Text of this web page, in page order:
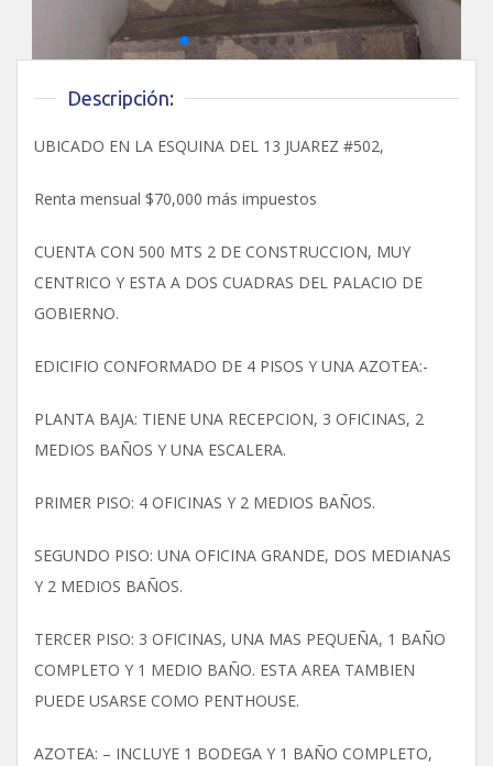
Descripción:
UBICADO EN LA ESQUINA DEL 13 JUAREZ #502,
Renta mensual $70,000 más impuestos
CUENTA CON 500 MTS 2 DE CONSTRUCCION, MUY
CENTRICO Y ESTA A DOS CUADRAS DEL PALACIO DE
GOBIERNO.
EDICIFIO CONFORMADO DE 4 PISOS Y UNA AZOTEA:-
PLANTA BAJA: TIENE UNA RECEPCION, 3 OFICINAS, 2
MEDIOS BAÑOS Y UNA ESCALERA.
PRIMER PISO: 4 OFICINAS Y 2 MEDIOS BAÑOS.
SEGUNDO PISO: UNA OFICINA GRANDE, DOS MEDIANAS
Y 2 MEDIOS BAÑOS.
TERCER PISO: 3 OFICINAS, UNA MAS PEQUEÑA, 1 BAÑO
COMPLETO Y 1 MEDIO BAÑO. ESTA AREA TAMBIEN
PUEDE USARSE COMO PENTHOUSE.
AZOTEA: – INCLUYE 1 BODEGA Y 1 BAÑO COMPLETO,